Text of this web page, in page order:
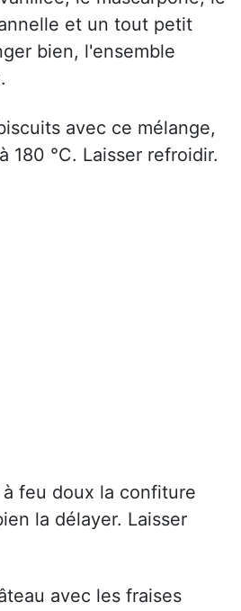
et un tout petit
bien, l'ensemble
avec ce mélange,
180 °C. Laisser refroidir.
feu doux la confiture
la délayer. Laisser
avec les fraises